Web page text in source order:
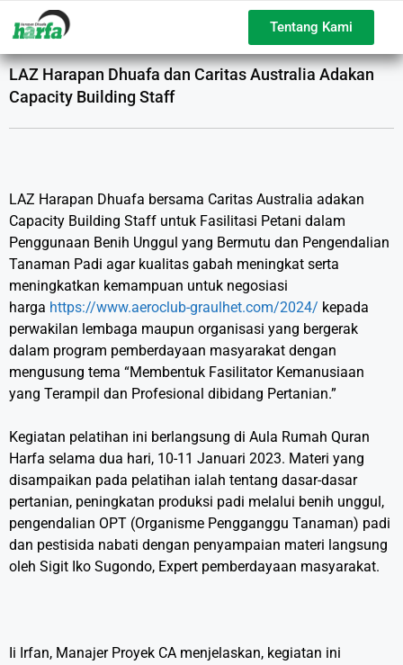
Tentang Kami
LAZ Harapan Dhuafa dan Caritas Australia Adakan
Capacity Building Staff
LAZ Harapan Dhuafa bersama Caritas Australia adakan
Capacity Building Staff untuk Fasilitasi Petani dalam
Penggunaan Benih Unggul yang Bermutu dan Pengendalian
Tanaman Padi agar kualitas gabah meningkat serta
meningkatkan kemampuan untuk negosiasi
harga https://www.aeroclub-graulhet.com/2024/ kepada
perwakilan lembaga maupun organisasi yang bergerak
dalam program pemberdayaan masyarakat dengan
mengusung tema “Membentuk Fasilitator Kemanusiaan
yang Terampil dan Profesional dibidang Pertanian.”
Kegiatan pelatihan ini berlangsung di Aula Rumah Quran
Harfa selama dua hari, 10-11 Januari 2023. Materi yang
disampaikan pada pelatihan ialah tentang dasar-dasar
pertanian, peningkatan produksi padi melalui benih unggul,
pengendalian OPT (Organisme Pengganggu Tanaman) padi
dan pestisida nabati dengan penyampaian materi langsung
oleh Sigit Iko Sugondo, Expert pemberdayaan masyarakat.
Ii Irfan, Manajer Proyek CA menjelaskan, kegiatan ini